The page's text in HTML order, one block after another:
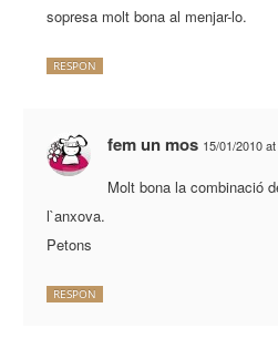
sopresa molt bona al menjar-lo.
RESPON
fem un mos 15/01/2010
Molt bona la combinació
l`anxova.
Petons
RESPON